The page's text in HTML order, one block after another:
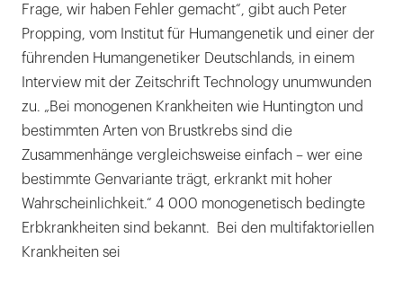
Frage, wir haben Fehler gemacht“, gibt auch Peter
Propping, vom Institut für Humangenetik und einer der
führenden Humangenetiker Deutschlands, in einem
Interview mit der Zeitschrift Technology unumwunden
zu. „Bei monogenen Krankheiten wie Huntington und
bestimmten Arten von Brustkrebs sind die
Zusammenhänge vergleichsweise einfach – wer eine
bestimmte Genvariante trägt, erkrankt mit hoher
Wahrscheinlichkeit.“ 4 000 monogenetisch bedingte
Erbkrankheiten sind bekannt. Bei den multifaktoriellen
Krankheiten sei